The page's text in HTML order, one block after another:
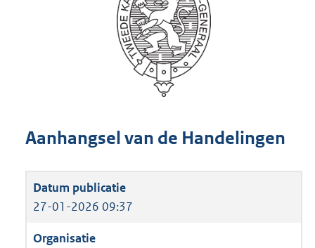
Aanhangsel van de Handelingen
27-01-2026 09:37